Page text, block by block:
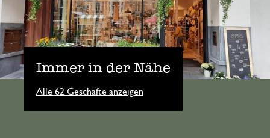
Immer in der Nähe
Alle 62 Geschäfte anzeigen